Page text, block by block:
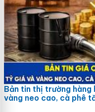
Bản tin thị trường
vàng neo cao, cà phê